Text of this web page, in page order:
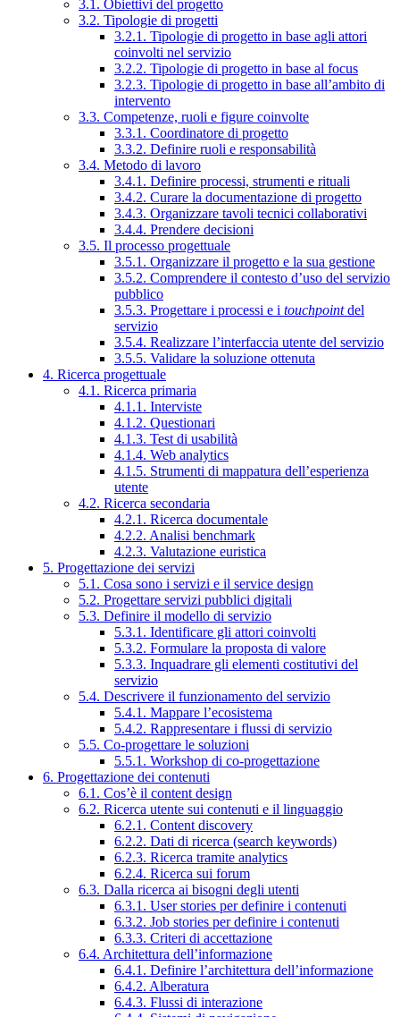
3.1. Obiettivi del progetto
3.2. Tipologie di progetti
3.2.1. Tipologie di progetto in base agli attori
coinvolti nel servizio
3.2.2. Tipologie di progetto in base al focus
3.2.3. Tipologie di progetto in base all’ambito di
intervento
3.3. Competenze, ruoli e figure coinvolte
3.3.1. Coordinatore di progetto
3.3.2. Definire ruoli e responsabilità
3.4. Metodo di lavoro
3.4.1. Definire processi, strumenti e rituali
3.4.2. Curare la documentazione di progetto
3.4.3. Organizzare tavoli tecnici collaborativi
3.4.4. Prendere decisioni
3.5. Il processo progettuale
3.5.1. Organizzare il progetto e la sua gestione
3.5.2. Comprendere il contesto d’uso del servizio
pubblico
3.5.3. Progettare i processi e i touchpointdel
servizio
3.5.4. Realizzare l’interfaccia utente del servizio
3.5.5. Validare la soluzione ottenuta
4. Ricerca progettuale
4.1. Ricerca primaria
4.1.1. Interviste
4.1.2. Questionari
4.1.3. Test di usabilità
4.1.4. Web analytics
4.1.5. Strumenti di mappatura dell’esperienza
utente
4.2. Ricerca secondaria
4.2.1. Ricerca documentale
4.2.2. Analisi benchmark
4.2.3. Valutazione euristica
5. Progettazione dei servizi
5.1. Cosa sono i servizi e il service design
5.2. Progettare servizi pubblici digitali
5.3. Definire il modello di servizio
5.3.1. Identificare gli attori coinvolti
5.3.2. Formulare la proposta di valore
5.3.3. Inquadrare gli elementi costitutivi del
servizio
5.4. Descrivere il funzionamento del servizio
5.4.1. Mappare l’ecosistema
5.4.2. Rappresentare i flussi di servizio
5.5. Co-progettare le soluzioni
5.5.1. Workshop di co-progettazione
6. Progettazione dei contenuti
6.1. Cos’è il content design
6.2. Ricerca utente sui contenuti e il linguaggio
6.2.1. Content discovery
6.2.2. Dati di ricerca (search keywords)
6.2.3. Ricerca tramite analytics
6.2.4. Ricerca sui forum
6.3. Dalla ricerca ai bisogni degli utenti
6.3.1. User stories per definire i contenuti
6.3.2. Job stories per definire i contenuti
6.3.3. Criteri di accettazione
6.4. Architettura dell’informazione
6.4.1. Definire l’architettura dell’informazione
6.4.2. Alberatura
6.4.3. Flussi di interazione